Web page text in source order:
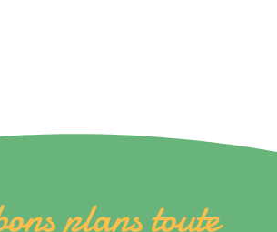
plans toute